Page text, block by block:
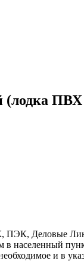
ПВХ
Деловые
в населенный
и в